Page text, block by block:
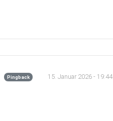
Pingback
15. Januar 2026 - 19:44